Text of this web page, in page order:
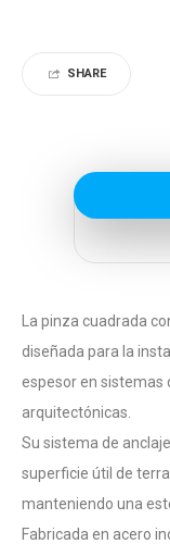
SHARE
La pinza cuadrada
diseñada para la
espesor en sistemas
arquitectónicas.
Su sistema de
superficie útil de
manteniendo una
Fabricada en acero